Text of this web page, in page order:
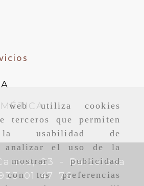
utiliza cookies
terceros que permiten
usabilidad de
analizar el uso de la
publicidad
con tus preferencias
23 - Barcelona
01 47 76